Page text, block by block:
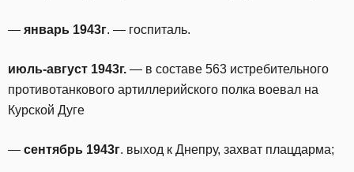
— январь 1943г. — госпиталь.
июль-август 1943г. — в составе 563 истребительного
противотанкового артиллерийского полка воевал на
Курской Дуге
— сентябрь 1943г. выход к Днепру, захват плацдарма;